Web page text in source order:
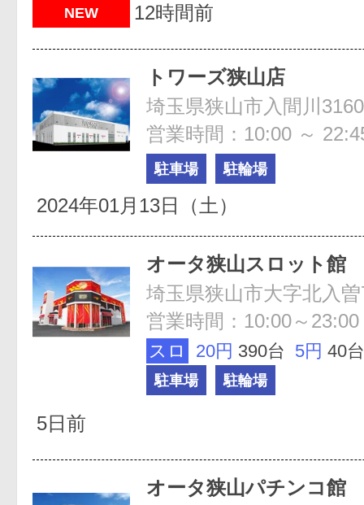
NEW 12時間前
トワーズ狭山店
埼玉県狭山市入間川
営業時間：10:00 ～
駐車場 駐輪場
2024年01月13日（土）
オータ狭山スロット館
埼玉県狭山市大字北入
営業時間：10:00～23:00
スロ 20円 390台 5円 40台
駐車場 駐輪場
5日前
オータ狭山パチンコ館